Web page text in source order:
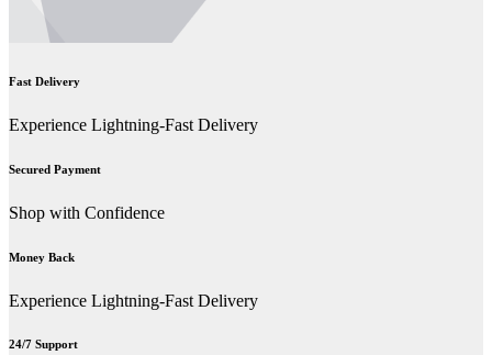
Fast Delivery
Experience Lightning-Fast Delivery
Secured Payment
Shop with Confidence
Money Back
Experience Lightning-Fast Delivery
24/7 Support